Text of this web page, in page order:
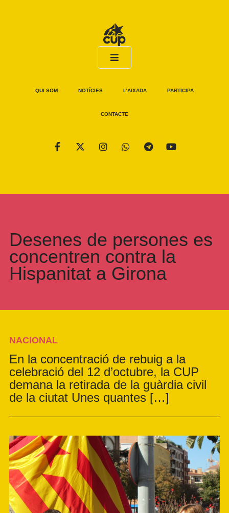
QUI SOM NOTÍCIES L’AIXADA PARTICIPA
CONTACTE
Desenes de persones es
concentren contra la
Hispanitat a Girona
NACIONAL
En la concentració de rebuig a la
celebració del 12 d’octubre, la CUP
demana la retirada de la guàrdia civil
de la ciutat Unes quantes […]